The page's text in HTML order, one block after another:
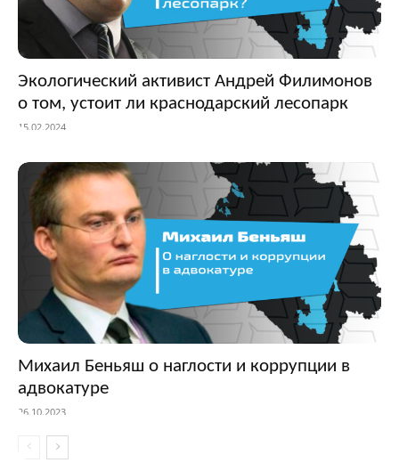
Экологический активист Андрей Филимонов
о том, устоит ли краснодарский лесопарк
15.02.2024
Михаил Беньяш о наглости и коррупции в
адвокатуре
26.10.2023